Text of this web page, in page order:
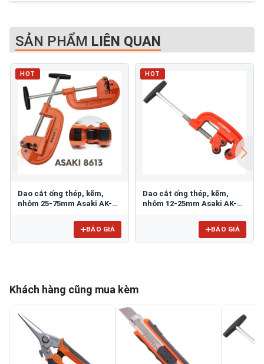
SẢN PHẨM LIÊN QUAN
HOT
Dao cắt ống thép, kẽm,
nhôm 25-75mm Asaki AK-
BÁO GIÁ
HOT
Dao cắt ống thép, kẽm,
nhôm 12-25mm Asaki AK-
BÁO GIÁ
Khách hàng cũng mua kèm